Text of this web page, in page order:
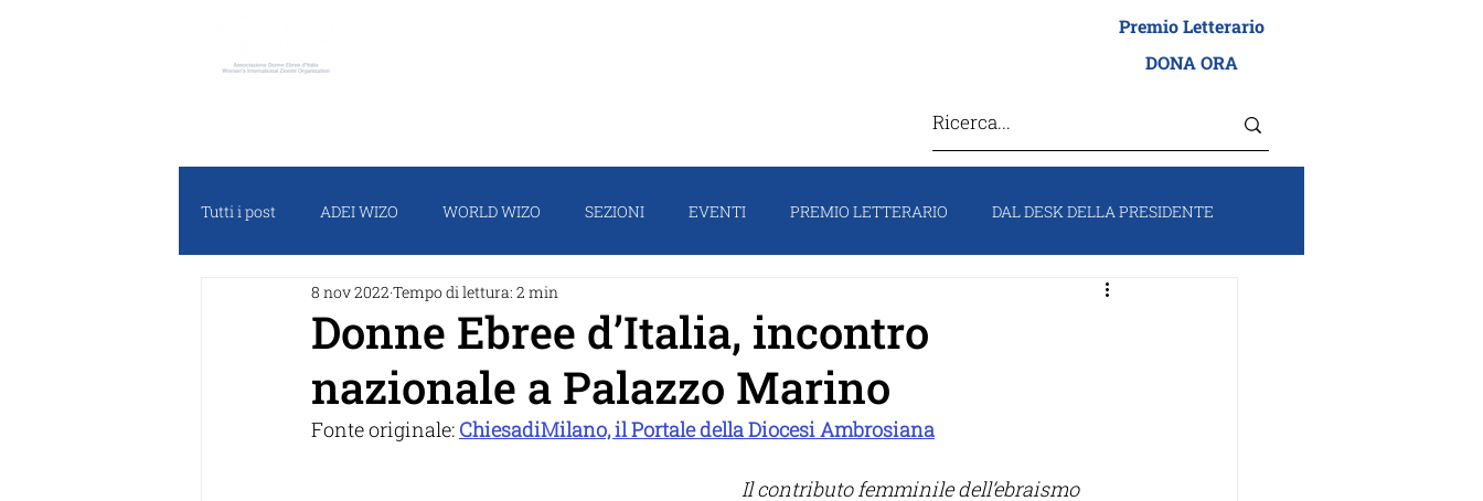
Premio Letterario
DONA ORA
Tutti i post ADEI WIZO WORLD WIZO SEZIONI EVENTI PREMIO LETTERARIO DAL DESK DELLA PRESIDENTE
RASSEGNA STAMPA PROGETTI CAMPAGNA VOCI DA ISRAELE
Donne Ebree d’Italia, incontro
nazionale a Palazzo Marino
8 nov 2022 Tempo di lettura: 2 min
Fonte originale: ChiesadiMilano, il Portale della Diocesi Ambrosiana
Il contributo femminile dell’ebraismo